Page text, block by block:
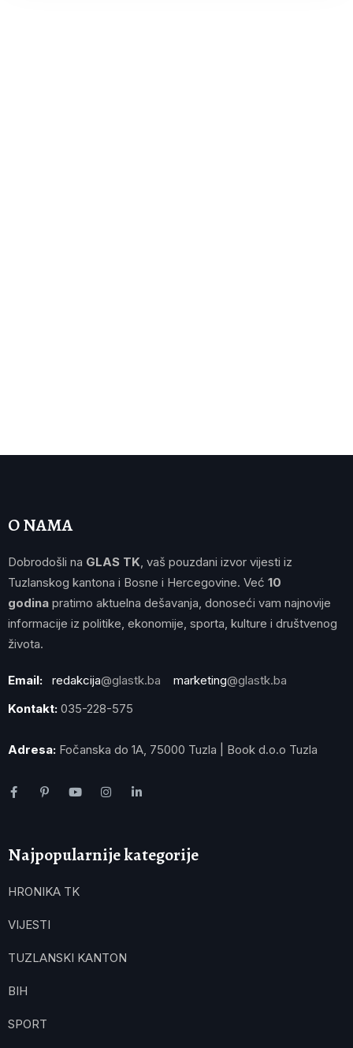
O NAMA
Dobrodošli na GLAS TK , vaš pouzdani izvor vijesti iz
Tuzlanskog kantona i Bosne i Hercegovine. Već 10
godina pratimo aktuelna dešavanja, donoseći vam najnovije
informacije iz politike, ekonomije, sporta, kulture i društvenog
života.
Email: redakcija@glastk.ba marketing@glastk.ba
Kontakt: 035-228-575
Adresa: Fočanska do 1A, 75000 Tuzla | Book d.o.o Tuzla
Najpopularnije kategorije
HRONIKA TK
VIJESTI
TUZLANSKI KANTON
BIH
SPORT